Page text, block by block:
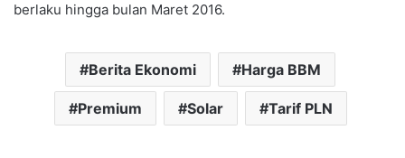
berlaku hingga bulan Maret 2016.
Berita Ekonomi Harga BBM
Premium Solar Tarif PLN